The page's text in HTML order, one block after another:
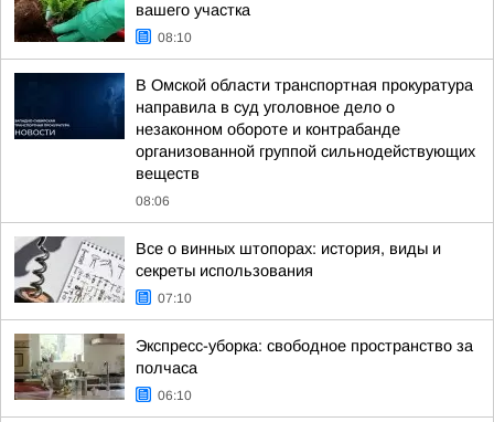
вашего участка
08:10
В Омской области транспортная прокуратура
направила в суд уголовное дело о
незаконном обороте и контрабанде
организованной группой сильнодействующих
веществ
08:06
Все о винных штопорах: история, виды и
секреты использования
07:10
Экспресс-уборка: свободное пространство за
полчаса
06:10